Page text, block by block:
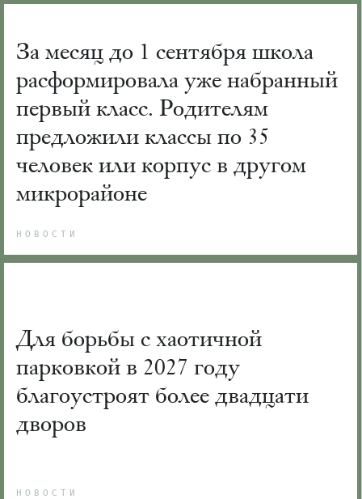
За месяц до 1 сентября школа
расформировала уже набранный
первый класс. Родителям
предложили классы по 35
человек или корпус в другом
микрорайоне
НОВОСТИ
Для борьбы с хаотичной
парковкой в 2027 году
благоустроят более двадцати
дворов
НОВОСТИ